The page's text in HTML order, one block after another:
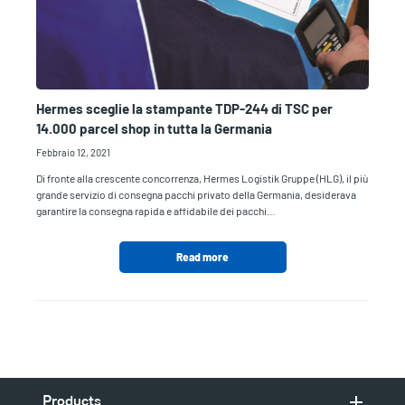
Hermes sceglie la stampante TDP-244 di TSC per
14.000 parcel shop in tutta la Germania
Febbraio 12, 2021
Di fronte alla crescente concorrenza, Hermes Logistik Gruppe (HLG), il più
grande servizio di consegna pacchi privato della Germania, desiderava
garantire la consegna rapida e affidabile dei pacchi…
Read more
Products